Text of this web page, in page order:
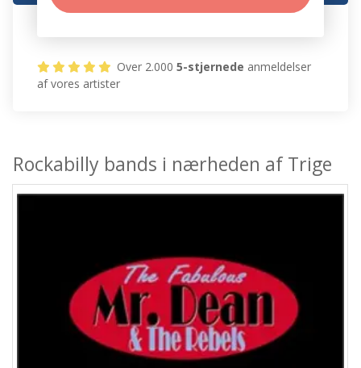
Over 2.0005-stjernede anmeldelser
af vores artister
Rockabilly bands i nærheden af Trige